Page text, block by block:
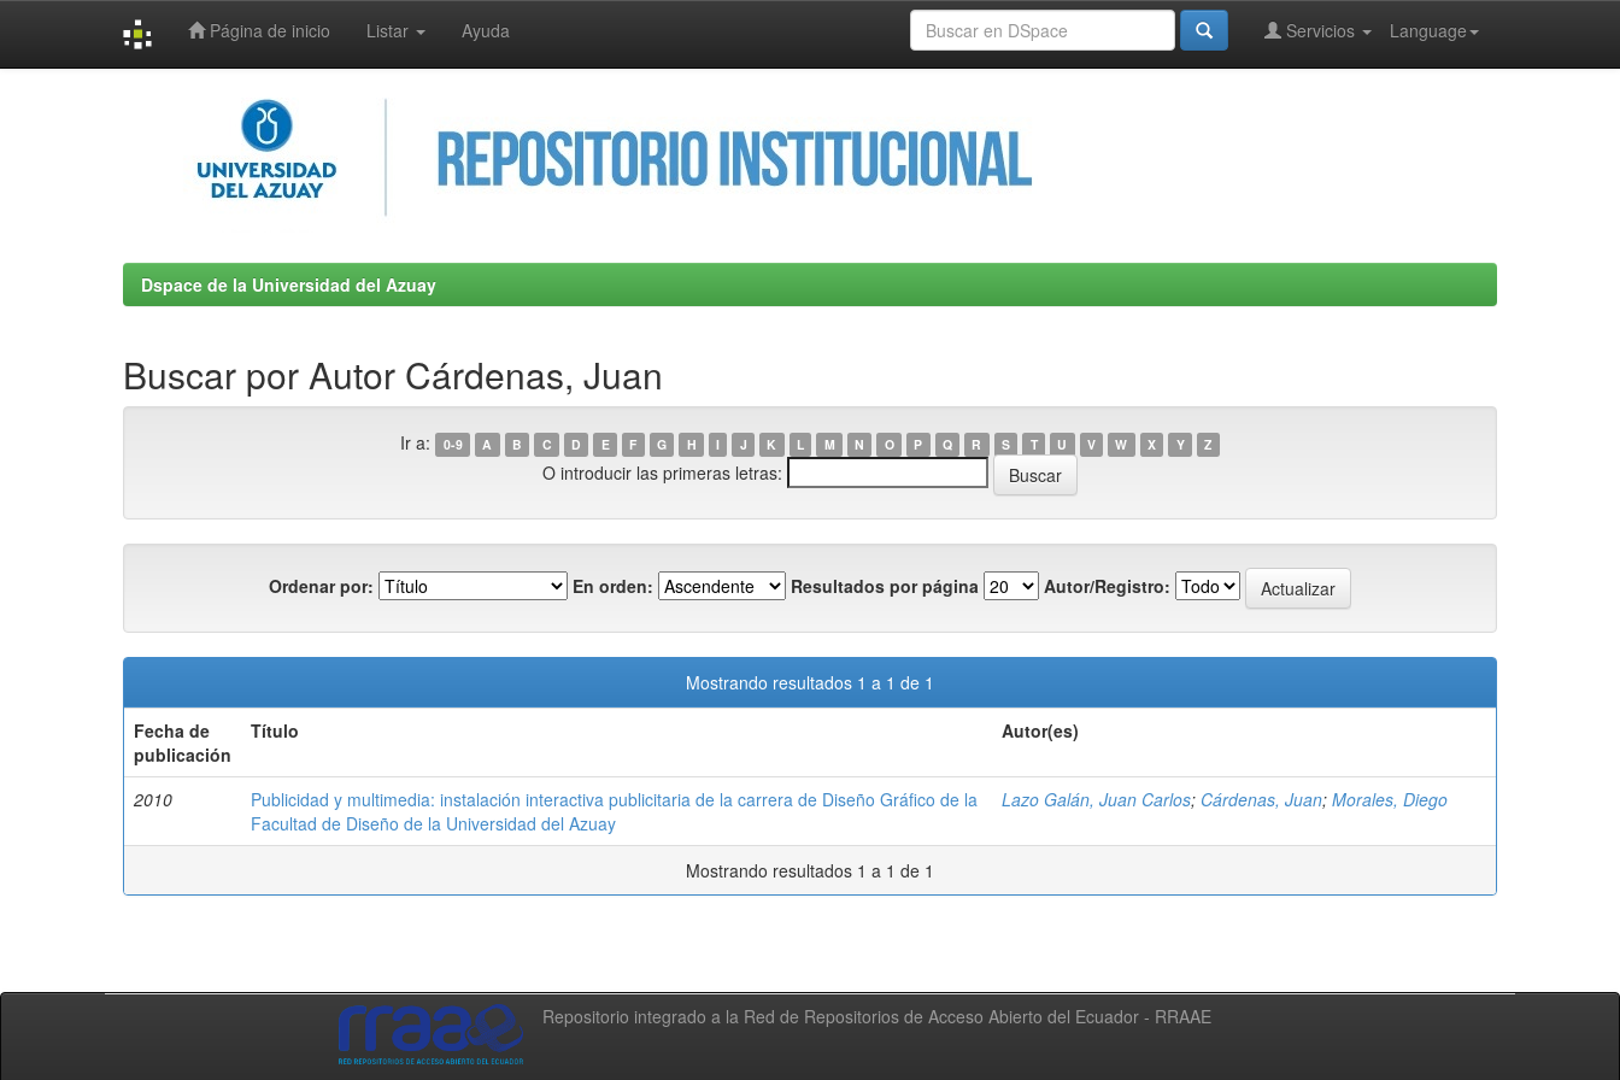
Página de inicio Listar Ayuda Language
Servicios
Dspace de la Universidad del Azuay
Buscar por Autor Cárdenas, Juan
Ir a: 0-9 A B C D E F G H I J K L M N O P Q R S T U V W X Y Z
O introducir las primeras letras:
Ordenar por: En orden: Resultados por página Autor/Registro:
Mostrando resultados 1 a 1 de 1
Fecha de
publicación
Título Autor(es)
2010
Publicidad y multimedia: instalación interactiva publicitaria de la carrera de Diseño Gráfico de la
Facultad de Diseño de la Universidad del Azuay
Lazo Galán, Juan Carlos; Cárdenas, Juan; Morales, Diego
Mostrando resultados 1 a 1 de 1
Repositorio integrado a la Red de Repositorios de Acceso Abierto del Ecuador - RRAAE